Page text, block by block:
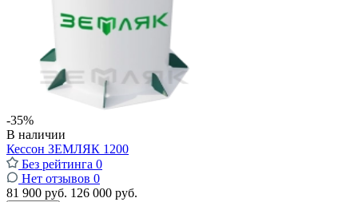
-35%
В наличии
Кессон ЗЕМЛЯК 1200
Без рейтинга 0
Нет отзывов 0
81 900 руб. 126 000 руб.